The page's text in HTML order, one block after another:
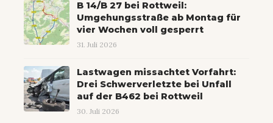
B 14/B 27 bei Rottweil:
Umgehungsstraße ab Montag für
vier Wochen voll gesperrt
31. Juli 2026
Lastwagen missachtet Vorfahrt:
Drei Schwerverletzte bei Unfall
auf der B462 bei Rottweil
30. Juli 2026